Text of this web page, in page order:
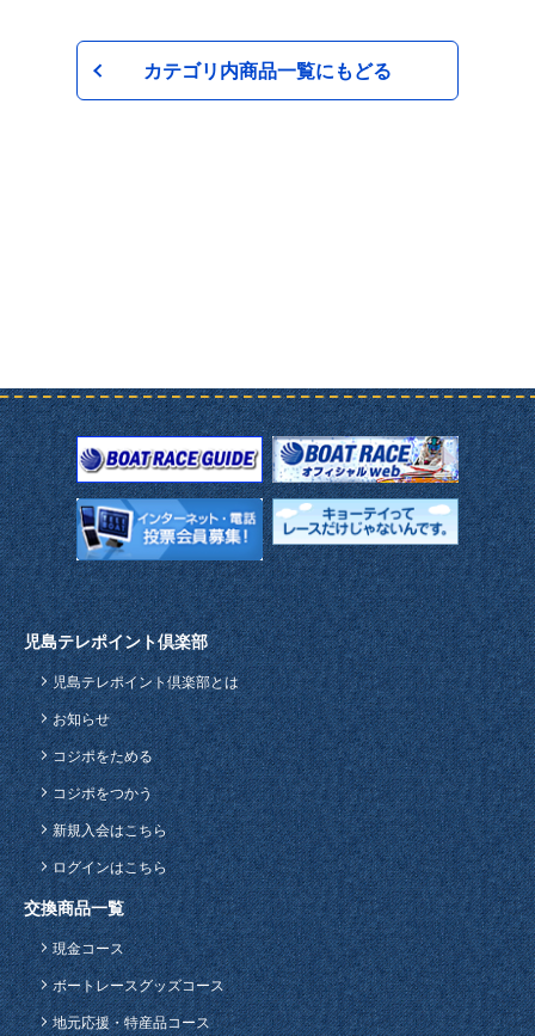
カテゴリ内商品一覧にもどる
児島テレポイント倶楽部
児島テレポイント倶楽部とは
お知らせ
コジポをためる
コジポをつかう
新規入会はこちら
ログインはこちら
交換商品一覧
現金コース
ボートレースグッズコース
地元応援・特産品コース